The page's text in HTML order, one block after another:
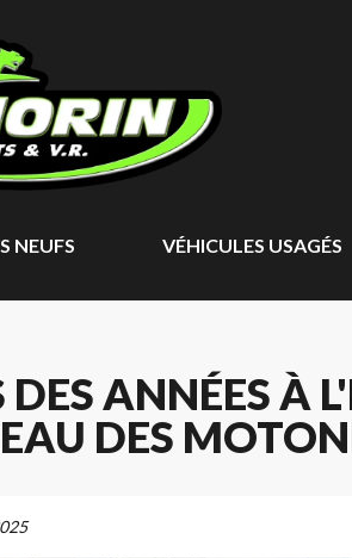
NEUFS VÉHICULES USAGÉS
DES ANNÉES À
DES